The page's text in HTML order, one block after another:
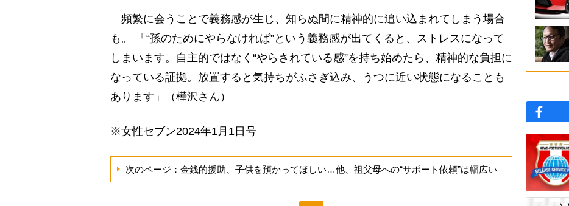
頻繁に会うことで義務感が生じ、知らぬ間に精神的に追い込まれてしまう場合
も。 「“孫のためにやらなければ”という義務感が出てくると、ストレスになって
しまいます。自主的ではなく“やらされている感”を持ち始めたら、精神的な負担に
なっている証拠。放置すると気持ちがふさぎ込み、うつに近い状態になることも
あります」（樺沢さん）
※女性セブン2024年1月1日号
次のページ：金銭的援助、子供を預かってほしい…他、祖父母への“サポート依頼”は幅広い